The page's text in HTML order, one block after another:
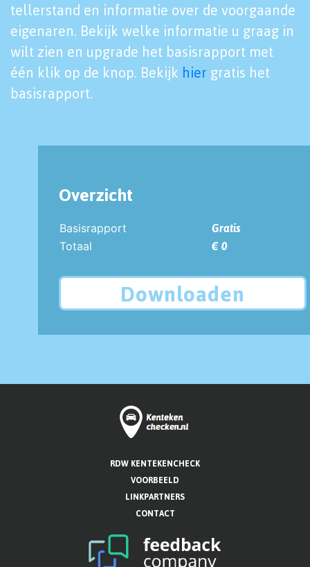
tellerstand en informatie over de voorgaande
eigenaren. Bekijk welke informatie u graag in
wilt zien en upgrade het basisrapport met
één klik op de knop. Bekijk hier gratis het
basisrapport.
Overzicht
Basisrapport
Gratis
Totaal
€ 0
Downloaden
RDW KENTEKENCHECK
VOORBEELD
LINKPARTNERS
CONTACT